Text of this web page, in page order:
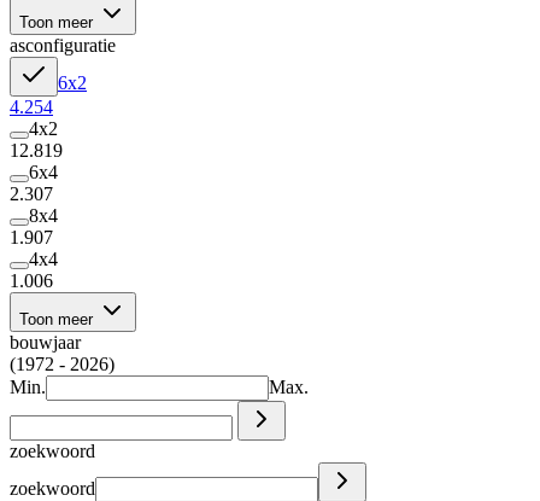
Toon meer
asconfiguratie
6x2
4.254
4x2
12.819
6x4
2.307
8x4
1.907
4x4
1.006
Toon meer
bouwjaar
(1972 - 2026)
Min.
Max.
zoekwoord
zoekwoord